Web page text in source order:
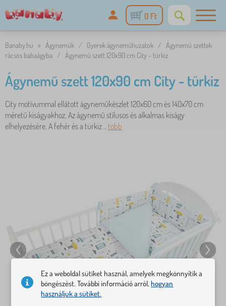
0 Ft
Banaby.hu » Ágyneműk / Gyerek ágyneműhuzatok / Ágynemű szettek
rácsos babaágyba
/ Ágynemű szett 120x90 cm City - türkiz
Ágynemű szett 120x90 cm City - türkiz
City motívummal ellátott ágyneműkészlet 120x60 cm és 140x70 cm
méretű kiságyakhoz. Az ágynemű stílusos és alkalmas kiságy
elhelyezésére. A fehér és a türkiz .. több
Ez a weboldal sütiket használ, amelyek megkönnyítik a
böngészést. További információ arról,hogyan
használjuk a sütiket.